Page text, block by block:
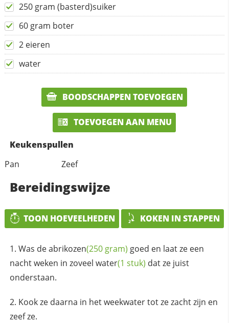
250 gram (basterd)suiker
60 gram boter
2 eieren
water
BOODSCHAPPEN TOEVOEGEN
TOEVOEGEN AAN MENU
Keukenspullen
Pan
Zeef
Bereidingswijze
TOON HOEVEELHEDEN KOKEN IN STAPPEN
Was deabrikozen(250 gram) goed en laat ze een
nacht weken in zoveel water(1 stuk) dat ze juist
onderstaan.
Kook ze daarna in het weekwater tot ze zacht zijn en
zeef ze.